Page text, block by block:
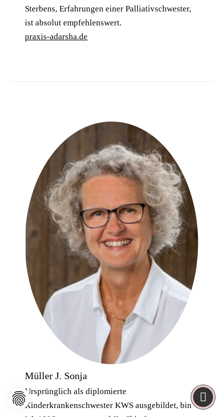
Sterbens, Erfahrungen einer Palliativschwester,
ist absolut empfehlenswert.
praxis-adarsha.de
Müller J. Sonja
Ursprünglich als diplomierte
Kinderkrankenschwester KWS ausgebildet, bin